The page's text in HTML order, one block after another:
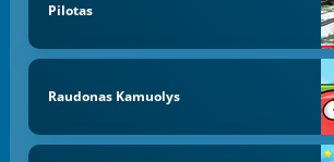
Pilotas
Raudonas Kamuolys